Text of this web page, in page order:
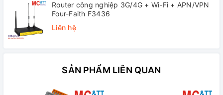
Router công nghiệp 3G/4G + Wi-Fi + APN/VPN
Four-Faith F3436
Liên hệ
SẢN PHẨM LIÊN QUAN